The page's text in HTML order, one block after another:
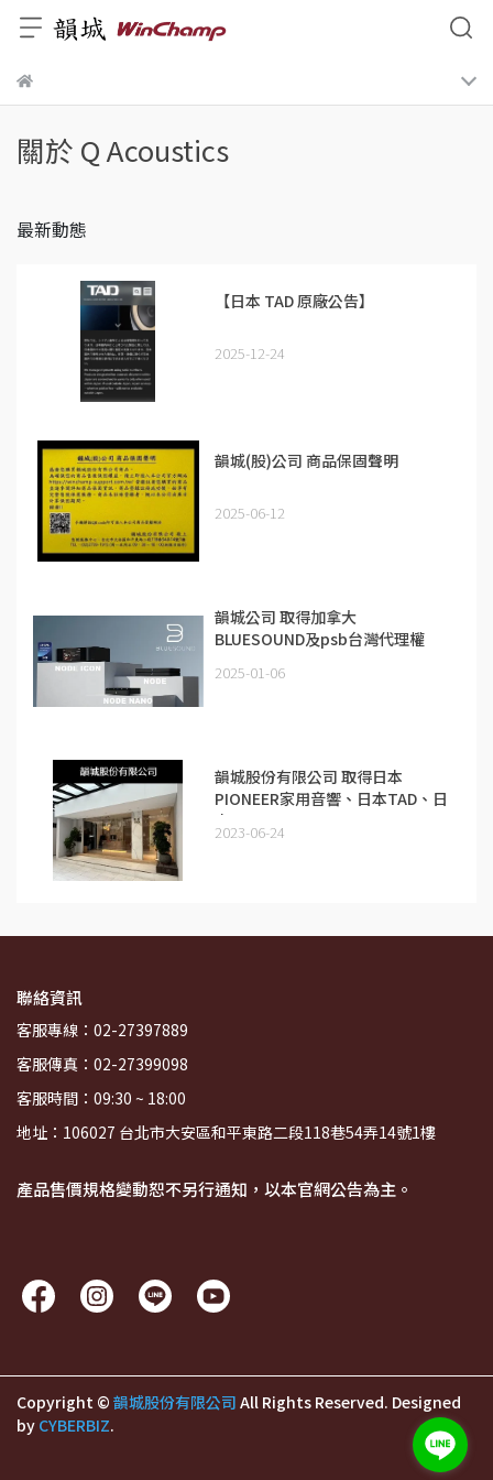
關於 Q Acoustics
最新動態
【日本 TAD 原廠公告】
2025-12-24
韻城(股)公司 商品保固聲明
2025-06-12
韻城公司 取得加拿大
BLUESOUND及psb台灣代理權
2025-01-06
韻城股份有限公司 取得日本
PIONEER家用音響、日本TAD、日
本I-O DATA
(fidata/Soundgenic)、 英國Q
2023-06-24
聯絡資訊
客服專線：02-27397889
客服傳真：02-27399098
客服時間：09:30 ~ 18:00
地址：106027 台北市大安區和平東路二段118巷54弄14號1樓
產品售價規格變動恕不另行通知，以本官網公告為主。
Copyright © 韻城股份有限公司 All Rights Reserved. Designed
by CYBERBIZ.